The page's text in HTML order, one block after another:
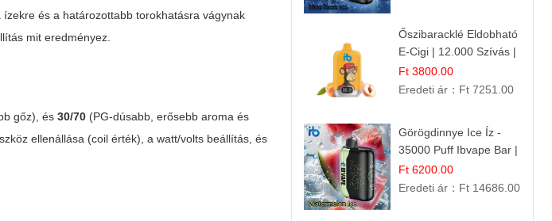
és a határozottabb torokhatásra vágynak
mit eredményez.
gőz), és30/70 (PG-dúsabb, erősebb aroma és
ellenállása (coil érték), a watt/volts beállítás, és
Őszibaracklé Eldobható
E-Cigi | 12.000 Szívás |
Frissítő Barack Íz
Ft 3800.00
Eredeti ár： Ft 7251.00
Görögdinnye Ice Íz -
35000 Puff Ibvape Bar |
Frissítő Mentolos
Élmény!
Ft 6200.00
Eredeti ár： Ft 14686.00